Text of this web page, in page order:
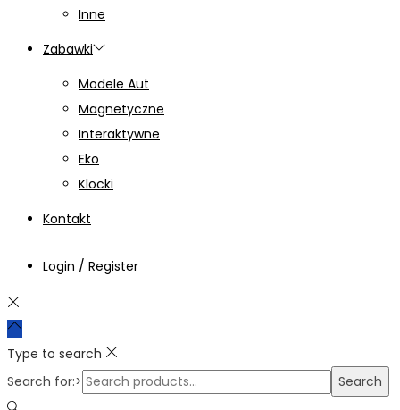
Inne
Zabawki
Modele Aut
Magnetyczne
Interaktywne
Eko
Klocki
Kontakt
Login / Register
Type to search
Search for:>
Search